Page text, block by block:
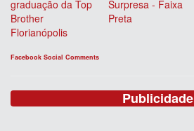
Facebook Social Comments
Publicidade